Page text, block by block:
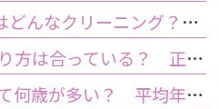
歯医者の「PMTC」とはどんなクリーニング？スケーリングとは何が違うの？
あなたの歯みがきのやり方は合っている？ 正しい歯みがき方法と間違った方法
大人の歯が抜けるのって何歳が多い？ 平均年齢と原因について